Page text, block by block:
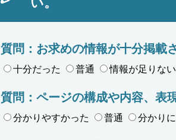
質問：お求めの情報が十分掲載
十分だった 普通 情報が足りない
質問：ページの構成や内容、表
分かりやすかった 普通 分かり